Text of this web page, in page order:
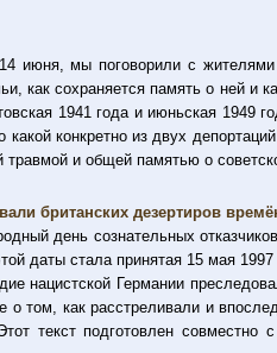
июня, мы поговорили с
как сохраняется память о ней и
1941 года и июньская 1949
какой конкретно из двух
и общей памятью о
британских дезертиров
день сознательных
даты стала принятая 15 мая
нацистской Германии
том, как расстреливали и
текст подготовлен совместно